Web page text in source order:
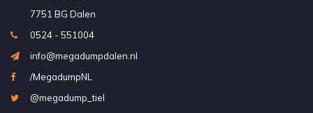
7751 BG Dalen
0524 - 551004
info@megadumpdalen.nl
/MegadumpNL
@megadump_tiel